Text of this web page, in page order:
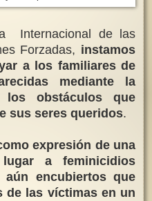
Internacional de las
Forzadas, instamos
a los familiares de
mediante la
obstáculos que
sus seres queridos.
expresión de una
a feminicidios
encubiertos que
de las víctimas en un